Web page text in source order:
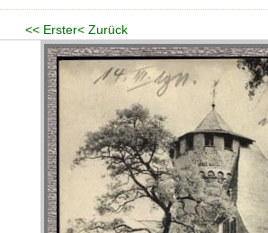
<< Erster< Zurück